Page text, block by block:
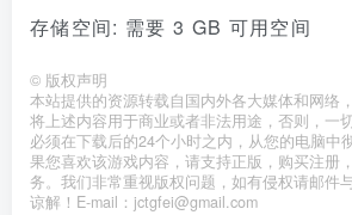
存储空间: 需要 3 GB 可用空间
© 版权声明
本站提供的资源转载自国内外各大媒体和网络
将上述内容用于商业或者非法用途，否则，一
必须在下载后的24个小时之内，从您的电脑中
果您喜欢该游戏内容，请支持正版，购买注册
务。我们非常重视版权问题，如有侵权请邮件
谅解！E-mail：jctgfei@gmail.com